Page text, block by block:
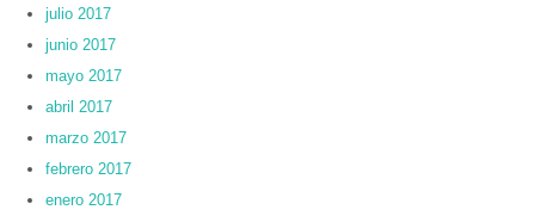
julio 2017
junio 2017
mayo 2017
abril 2017
marzo 2017
febrero 2017
enero 2017